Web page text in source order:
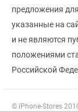
предложения
указанные на
и не являются
положениями
Российской
© iPhone-Stores